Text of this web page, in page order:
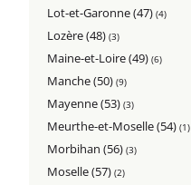
Lot-et-Garonne (47)(4)
Lozère (48)(3)
Maine-et-Loire (49)(6)
Manche (50)(9)
Mayenne (53)(3)
Meurthe-et-Moselle (54)(1)
Morbihan (56)(3)
Moselle (57)(2)